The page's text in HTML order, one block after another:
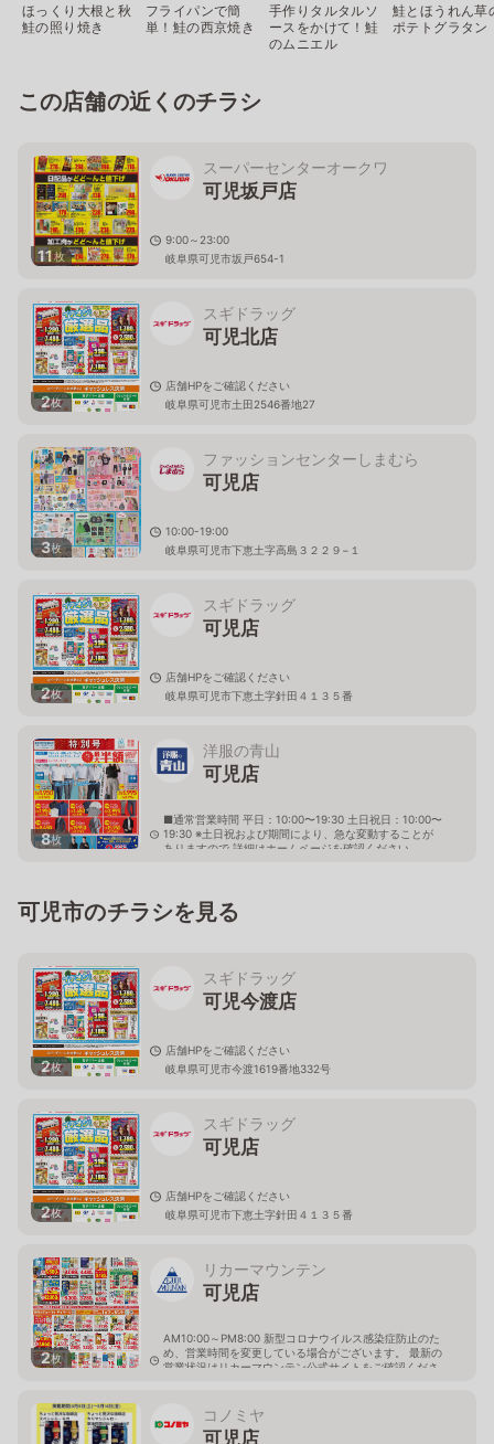
ほっくり大根と秋
鮭の照り焼き
フライパンで簡
単！鮭の西京焼き
手作りタルタルソ
ースをかけて！鮭
のムニエル
鮭とほうれん草
ポテトグラタン
この店舗の近くのチラシ
11枚
スーパーセンターオークワ
可児坂戸店
9:00～23:00
岐阜県可児市坂戸654-1
2枚
スギドラッグ
可児北店
店舗HPをご確認ください
岐阜県可児市土田2546番地27
3枚
ファッションセンターしまむら
可児店
10:00-19:00
岐阜県可児市下恵土字高島３２２９−１
2枚
スギドラッグ
可児店
店舗HPをご確認ください
岐阜県可児市下恵土字針田４１３５番
8枚
洋服の青山
可児店
■通常営業時間 平日：10:00〜19:30 土日祝日：10:00〜
19:30 ※土日祝および期間により、急な変動することが
ありますので 詳細はホームページを確認ください
可児市のチラシを見る
2枚
スギドラッグ
可児今渡店
店舗HPをご確認ください
岐阜県可児市今渡1619番地332号
2枚
スギドラッグ
可児店
店舗HPをご確認ください
岐阜県可児市下恵土字針田４１３５番
2枚
リカーマウンテン
可児店
AM10:00～PM8:00 新型コロナウイルス感染症防止のた
め、営業時間を変更している場合がございます。 最新の
営業状況はリカーマウンテン公式サイトをご確認くださ
コノミヤ
可児店